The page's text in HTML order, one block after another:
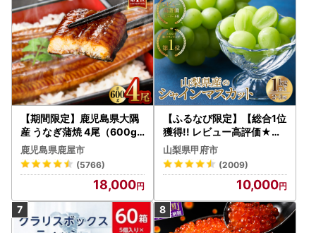
【期間限定】鹿児島県大隅
産 うなぎ蒲焼 4尾（600g
） KN007-004-04-cp18
うなぎ 鰻 魚 惣菜 総菜
鹿児島県鹿屋市
(5766)
18,000
【ふるなび限定】【総合1位
獲得!! レビュー高評価★】
〈2026年度配送分〉山梨
県産 シャインマスカット 2
～3房（1.0kg以上）シャイ
ン フルーツ FN-Limited-S
P
山梨県甲府市
(2009)
10,000